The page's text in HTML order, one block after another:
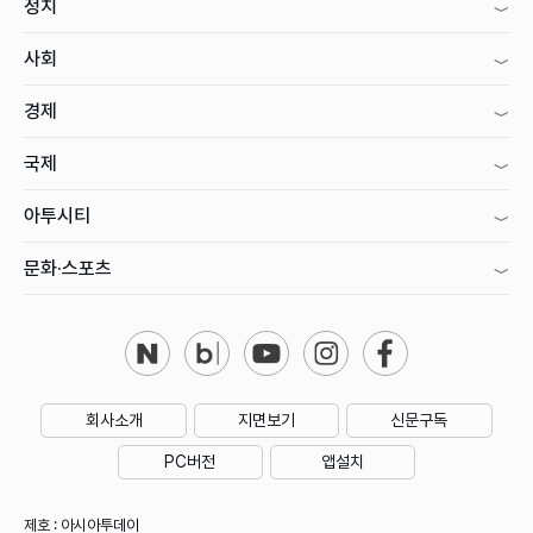
정치
사회
경제
국제
아투시티
문화·스포츠
회사소개 지면보기 신문구독
PC버전 앱설치
제호 : 아시아투데이